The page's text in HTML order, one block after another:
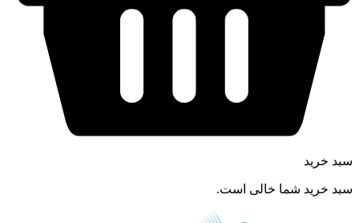
سبد خرید
سبد خرید شما خالی است.